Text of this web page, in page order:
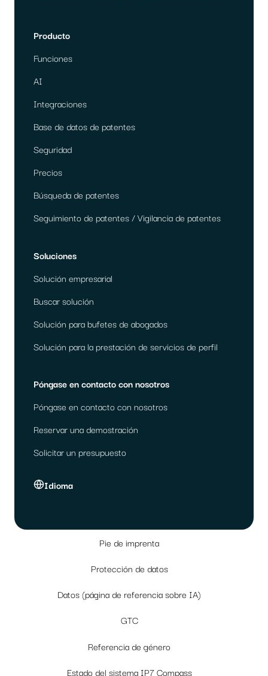
Producto
Funciones
AI
Integraciones
Base de datos de patentes
Seguridad
Precios
Búsqueda de patentes
Seguimiento de patentes / Vigilancia de patentes
Soluciones
Solución empresarial
Buscar solución
Solución para bufetes de abogados
Solución para la prestación de servicios de perfil
Póngase en contacto con nosotros
Póngase en contacto con nosotros
Reservar una demostración
Solicitar un presupuesto
Idioma
Pie de imprenta
Protección de datos
Datos (página de referencia sobre IA)
GTC
Referencia de género
Estado del sistema IP7 Compass